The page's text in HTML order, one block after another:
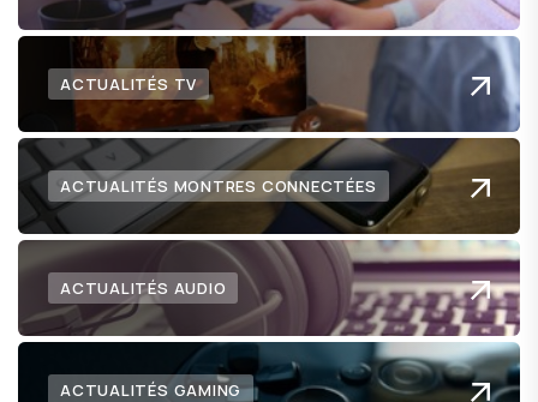
ACTUALITÉS TV
ACTUALITÉS MONTRES CONNECTÉES
ACTUALITÉS AUDIO
ACTUALITÉS GAMING